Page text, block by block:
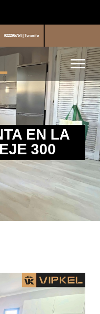
922296764 | Tenerife
EN LA
300